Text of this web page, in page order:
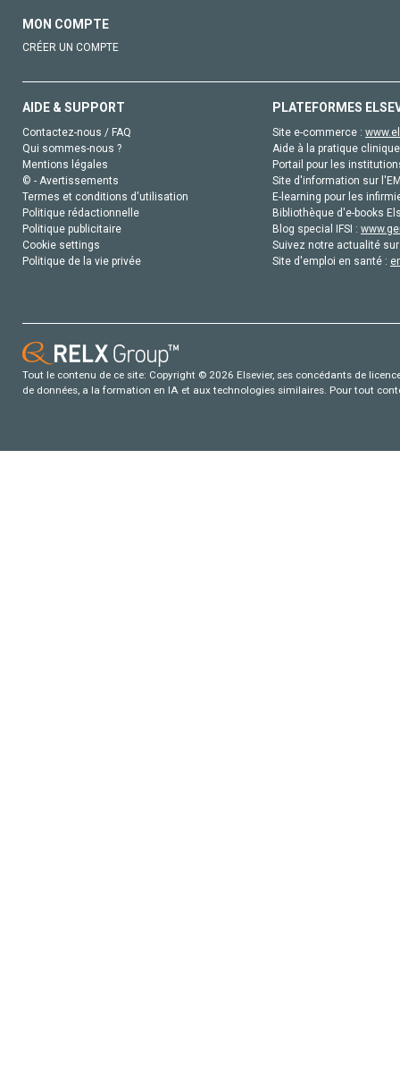
MON COMPTE
CRÉER UN COMPTE
AIDE & SUPPORT
Contactez-nous / FAQ
Qui sommes-nous ?
Mentions légales
© - Avertissements
Termes et conditions d'utilisation
Politique rédactionnelle
Politique publicitaire
Cookie settings
Politique de la vie privée
PLATEFORMES
Site e-commerce :
Aide à la pratique
Portail pour les
Site d'information sur
E-learning pour les
Bibliothèque d'e-books
Blog special IFSI :
Suivez notre actualité
Site d'emploi en santé :
Tout le contenu de ce site: Copyright © 2026 Elsevier, ses concédants de
de données, a la formation en IA et aux technologies similaires. Pour tout